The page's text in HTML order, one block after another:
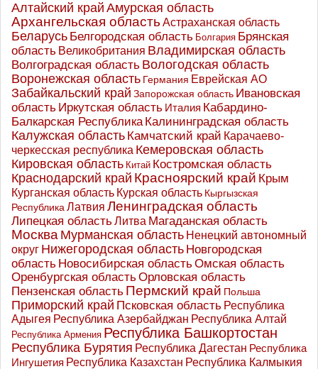
Алтайский край Амурская область
Архангельская область Астраханская область
Беларусь Белгородская область Болгария Брянская
область Великобритания Владимирская область
Волгоградская область Вологодская область
Воронежская область Германия Еврейская АО
Забайкальский край Запорожская область Ивановская
область Иркутская область Италия Кабардино-
Балкарская Республика Калининградская область
Калужская область Камчатский край Карачаево-
черкесская республика Кемеровская область
Кировская область Китай Костромская область
Краснодарский край Красноярский край Крым
Курганская область Курская область Кыргызская
Республика Латвия Ленинградская область
Липецкая областьЛитва Магаданская область
Москва Мурманская область Ненецкий автономный
округ Нижегородская область Новгородская
область Новосибирская областьОмская область
Оренбургская областьОрловская область
Пензенская область Пермский край Польша
Приморский край Псковская область Республика
Адыгея Республика Азербайджан Республика Алтай
Республика Армения Республика Башкортостан
Республика Бурятия Республика Дагестан Республика
Ингушетия Республика Казахстан Республика Калмыкия